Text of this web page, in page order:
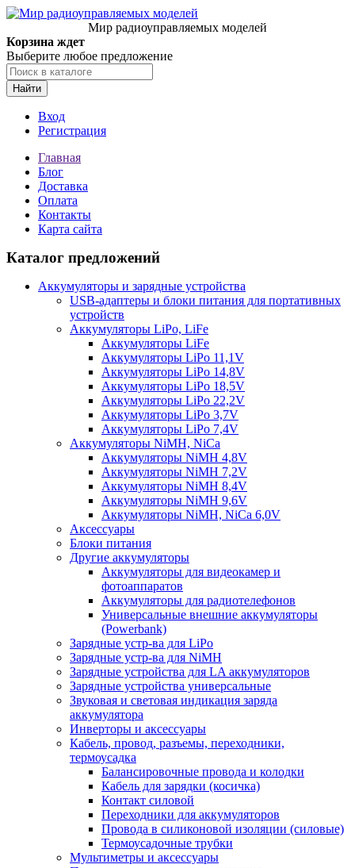
Мир радиоуправляемых моделей
Корзина ждет
Выберите любое предложение
Найти
Вход
Регистрация
Главная
Блог
Доставка
Оплата
Контакты
Карта сайта
Каталог предложений
Аккумуляторы и зарядные устройства
USB-адаптеры и блоки питания для портативных
устройств
Аккумуляторы LiPo, LiFe
Аккумуляторы LiFe
Аккумуляторы LiPo 11,1V
Аккумуляторы LiPo 14,8V
Аккумуляторы LiPo 18,5V
Аккумуляторы LiPo 22,2V
Аккумуляторы LiPo 3,7V
Аккумуляторы LiPo 7,4V
Аккумуляторы NiMH, NiCa
Аккумуляторы NiMH 4,8V
Аккумуляторы NiMH 7,2V
Аккумуляторы NiMH 8,4V
Аккумуляторы NiMH 9,6V
Аккумуляторы NiMH, NiCa 6,0V
Аксессуары
Блоки питания
Другие аккумуляторы
Аккумуляторы для видеокамер и
фотоаппаратов
Аккумуляторы для радиотелефонов
Универсальные внешние аккумуляторы
(Powerbank)
Зарядные устр-ва для LiPo
Зарядные устр-ва для NiMH
Зарядные устройства для LA аккумуляторов
Зарядные устройства универсальные
Звуковая и световая индикация заряда
аккумулятора
Инверторы и аксессуары
Кабель, провод, разъемы, переходники,
термоусадка
Балансировочные провода и колодки
Кабель для зарядки (косичка)
Контакт силовой
Переходники для аккумуляторов
Провода в силиконовой изоляции (силовые)
Термоусадочные трубки
Мультиметры и аксессуары